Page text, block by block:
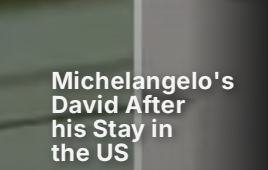
Michelangelo's
David After
his Stay in
the US